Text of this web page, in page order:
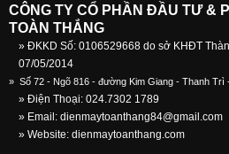
CÔNG TY CỔ PHẦN ĐẦU TƯ &
TOÀN THẮNG
» ĐKKD Số: 0106529668 do sở KHĐT
07/05/2014
» Số 72 - Ngõ 816 - đường Kim Giang - Thanh Trì
» Điện Thoại: 024.7302 1789
» Email: dienmaytoanthang84@gmail.com
» Website: dienmaytoanthang.com